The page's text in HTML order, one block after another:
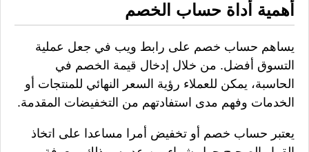
أهمية أداة حساب الخصم
يساهم حساب خصم على رابط ويب في جعل عملية
التسوق أفضل. من خلال إدخال قيمة الخصم في
الحاسبة، يمكن للعملاء رؤية السعر النهائي للمنتجات أو
الخدمات وفهم مدى استفادتهم من التخفيضات المقدمة.
يعتبر حساب خصم أو تخفيض أمرا مساعدا على اتخاذ